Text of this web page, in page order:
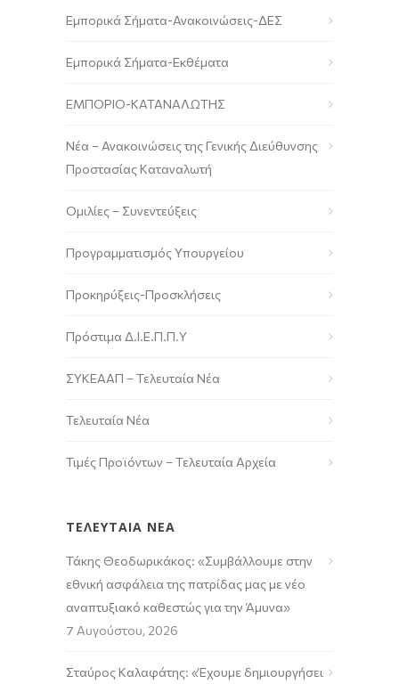
Εμπορικά Σήματα-Ανακοινώσεις-ΔΕΣ
Εμπορικά Σήματα-Εκθέματα
ΕΜΠΟΡΙΟ-ΚΑΤΑΝΑΛΩΤΗΣ
Νέα – Ανακοινώσεις της Γενικής Διεύθυνσης
Προστασίας Καταναλωτή
Ομιλίες – Συνεντεύξεις
Προγραμματισμός Υπουργείου
Προκηρύξεις-Προσκλήσεις
Πρόστιμα Δ.Ι.Ε.Π.Π.Υ
ΣΥΚΕΑΑΠ – Τελευταία Νέα
Τελευταία Νέα
Τιμές Προϊόντων – Τελευταία Αρχεία
ΤΕΛΕΥΤΑΙΑ ΝΕΑ
Τάκης Θεοδωρικάκος: «Συμβάλλουμε στην
εθνική ασφάλεια της πατρίδας μας με νέο
αναπτυξιακό καθεστώς για την Άμυνα»
7 Αυγούστου, 2026
Σταύρος Καλαφάτης: «Έχουμε δημιουργήσει